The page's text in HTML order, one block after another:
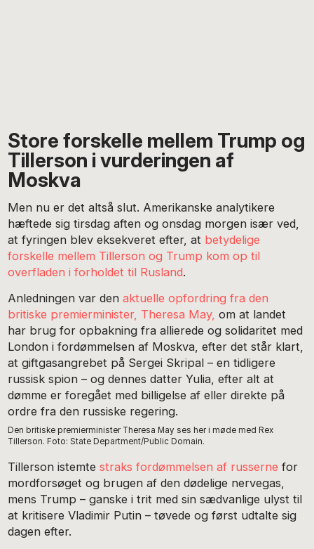
Store forskelle mellem Trump og
Tillerson i vurderingen af
Moskva
Men nu er det altså slut. Amerikanske analytikere
hæftede sig tirsdag aften og onsdag morgen især ved,
at fyringen blev eksekveret efter, at betydelige
forskelle mellem Tillerson og Trump kom op til
overfladen i forholdet til Rusland.
Anledningen var denaktuelle opfordring fra den
britiske premierminister, Theresa May, om at landet
har brug for opbakning fra allierede og solidaritet med
London i fordømmelsen af Moskva, efter det står klart,
at giftgasangrebet på Sergei Skripal – en tidligere
russisk spion – og dennes datter Yulia, efter alt at
dømme er foregået med billigelse af eller direkte på
ordre fra den russiske regering.
Den britiske premierminister Theresa May ses her i møde med Rex
Tillerson. Foto: State Department/Public Domain.
Tillerson istemtestraks fordømmelsen af russerne for
mordforsøget og brugen af den dødelige nervegas,
mens Trump – ganske i trit med sin sædvanlige ulyst til
at kritisere Vladimir Putin – tøvede og først udtalte sig
dagen efter.